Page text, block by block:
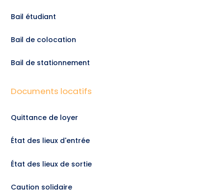
Bail étudiant
Bail de colocation
Bail de stationnement
Documents locatifs
Quittance de loyer
État des lieux d'entrée
État des lieux de sortie
Caution solidaire